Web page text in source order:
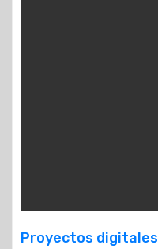
Proyectos digitales